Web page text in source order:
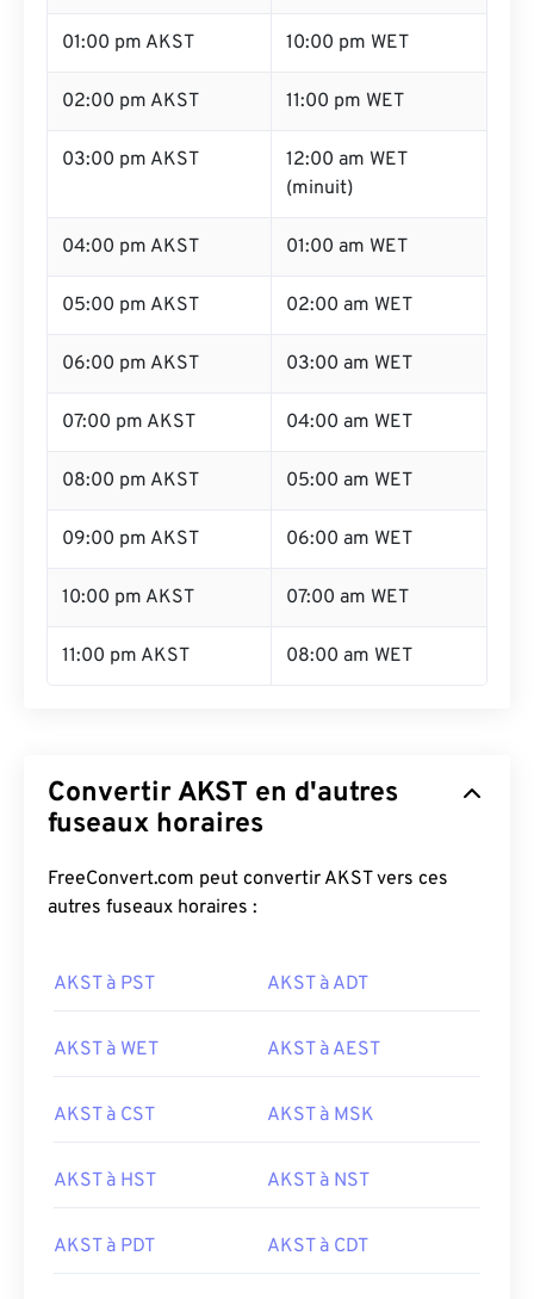
01:00 pm AKST 10:00 pm WET
02:00 pm AKST 11:00 pm WET
03:00 pm AKST
12:00 am WET
(minuit)
04:00 pm AKST 01:00 am WET
05:00 pm AKST 02:00 am WET
06:00 pm AKST 03:00 am WET
07:00 pm AKST 04:00 am WET
08:00 pm AKST 05:00 am WET
09:00 pm AKST 06:00 am WET
10:00 pm AKST 07:00 am WET
11:00 pm AKST 08:00 am WET
Convertir AKST en d'autres
fuseaux horaires
FreeConvert.com peut convertir AKST vers ces
autres fuseaux horaires :
AKST à PST AKST à ADT
AKST à WET AKST à AEST
AKST à CST AKST à MSK
AKST à HST AKST à NST
AKST à PDT AKST à CDT